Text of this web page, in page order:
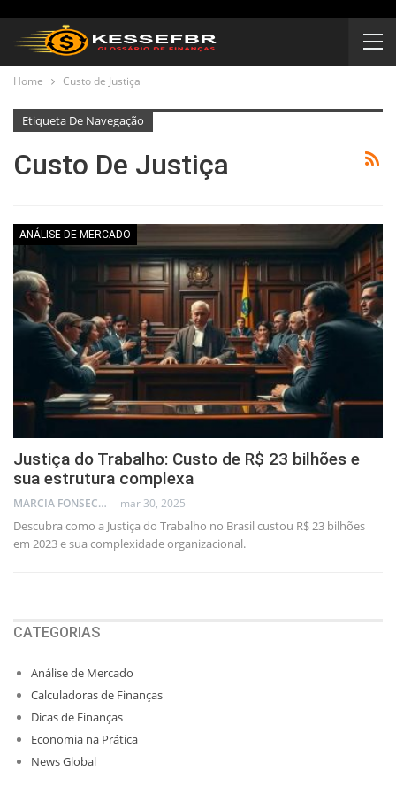
Home Custo de Justiça
Etiqueta De Navegação
Custo De Justiça
ANÁLISE DE MERCADO
Justiça do Trabalho: Custo de R$ 23 bilhões e
sua estrutura complexa
MARCIA FONSECA - FINANCIAL CONSULTANT mar 30, 2025
Descubra como a Justiça do Trabalho no Brasil custou R$ 23 bilhões
em 2023 e sua complexidade organizacional.
CATEGORIAS
Análise de Mercado
Calculadoras de Finanças
Dicas de Finanças
Economia na Prática
News Global